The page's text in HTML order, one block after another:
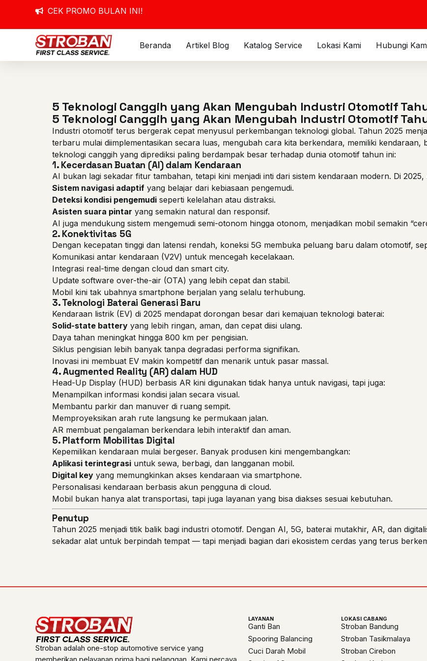
CEK PROMO BULAN INI!
Beranda Artikel Blog Katalog Service Lokasi Kami Hubungi
5 Teknologi Canggih yang Akan Mengubah Industri Otomotif
5 Teknologi Canggih yang Akan Mengubah Industri Otomotif
Industri otomotif terus bergerak cepat menyusul perkembangan teknologi global. Tahun 2025
terbaru mulai diimplementasikan secara luas, mengubah cara kita berkendara, memiliki
teknologi canggih yang diprediksi paling berdampak besar terhadap dunia otomotif tahun ini:
1. Kecerdasan Buatan (AI)dalam Kendaraan
AI bukan lagi sekadar fitur tambahan, tetapi kini menjadi inti dari sistem kendaraan modern. Di
Sistem navigasi adaptif yang belajar dari kebiasaan pengemudi.
Deteksi kondisi pengemudi seperti kelelahan atau distraksi.
Asisten suara pintar yang semakin natural dan responsif.
AI juga mendukung sistem mengemudi semi-otonom hingga otonom, menjadikan mobil semakin
2. Konektivitas 5G
Dengan kecepatan tinggi dan latensi rendah, koneksi 5G membuka peluang baru dalam otomotif,
Komunikasi antar kendaraan (V2V) untuk mencegah kecelakaan.
Integrasi real-time dengan cloud dan smart city.
Update software over-the-air (OTA) yang lebih cepat dan stabil.
Mobil kini tak ubahnya smartphone berjalan yang selalu terhubung.
3.Teknologi Baterai Generasi Baru
Kendaraan listrik (EV) di 2025 mendapat dorongan besar dari kemajuan teknologi baterai:
Solid-state battery yang lebih ringan, aman, dan cepat diisi ulang.
Daya tahan meningkat hingga 800 km per pengisian.
Siklus pengisian lebih banyak tanpa degradasi performa signifikan.
Inovasi ini membuat EV makin kompetitif dan menarik untuk pasar massal.
4.Augmented Reality (AR) dalam HUD
Head-Up Display (HUD) berbasis AR kini digunakan tidak hanya untuk navigasi, tapi juga:
Menampilkan informasi kondisi jalan secara visual.
Membantu parkir dan manuver di ruang sempit.
Memproyeksikan arah rute langsung ke permukaan jalan.
AR membuat pengalaman berkendara lebih interaktif dan aman.
5. Platform Mobilitas Digital
Kepemilikan kendaraan mulai bergeser. Banyak produsen kini mengembangkan:
Aplikasi terintegrasi untuk sewa, berbagi, dan langganan mobil.
Digital key yang memungkinkan akses kendaraan via smartphone.
Personalisasi kendaraan berbasis akun pengguna di cloud.
Mobil bukan hanya alat transportasi, tapi juga layanan yang bisa diakses sesuai kebutuhan.
Penutup
Tahun 2025 menjadi titik balik bagi industri otomotif. Dengan AI, 5G, baterai mutakhir, AR, dan
sekadar alat untuk berpindah tempat — tapi menjadi bagian dari ekosistem cerdas yang terus
Stroban adalah one-stop automotive service yang
LAYANAN
Ganti Ban
Spooring Balancing
Cuci Darah Mobil
LOKASI CABANG
Stroban Bandung
Stroban Tasikmalaya
Stroban Cirebon